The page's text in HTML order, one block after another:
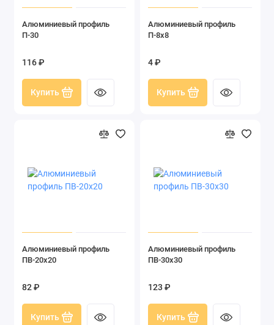
Алюминиевый профиль
П-30
116 ₽
Купить
Алюминиевый профиль
П-8х8
4 ₽
Купить
Алюминиевый профиль
ПВ-20х20
82 ₽
Купить
Алюминиевый профиль
ПВ-30х30
123 ₽
Купить